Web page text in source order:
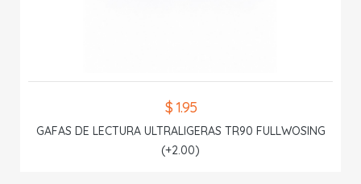
$ 1.95
GAFAS DE LECTURA ULTRALIGERAS TR90 FULLWOSING
(+2.00)